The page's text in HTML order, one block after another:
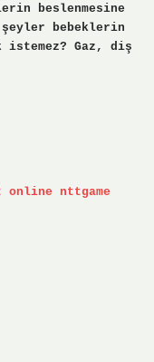
beslenmesine
bebeklerin
istemez? Gaz, diş
online
nttgame